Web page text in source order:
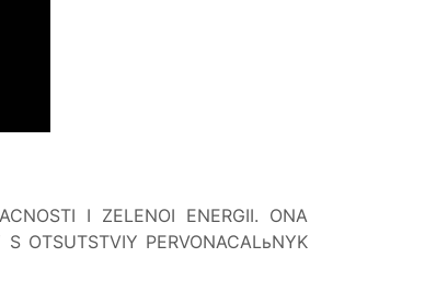
I ZELENOI ENERGII. ONA
OTSUTSTVIY PERVONACALьNYK